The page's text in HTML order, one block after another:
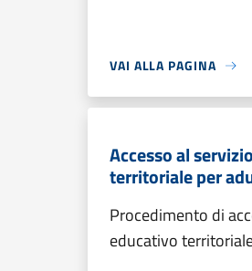
VAI ALLA PAGINA
Accesso al
territoriale per
Procedimento di
educativo